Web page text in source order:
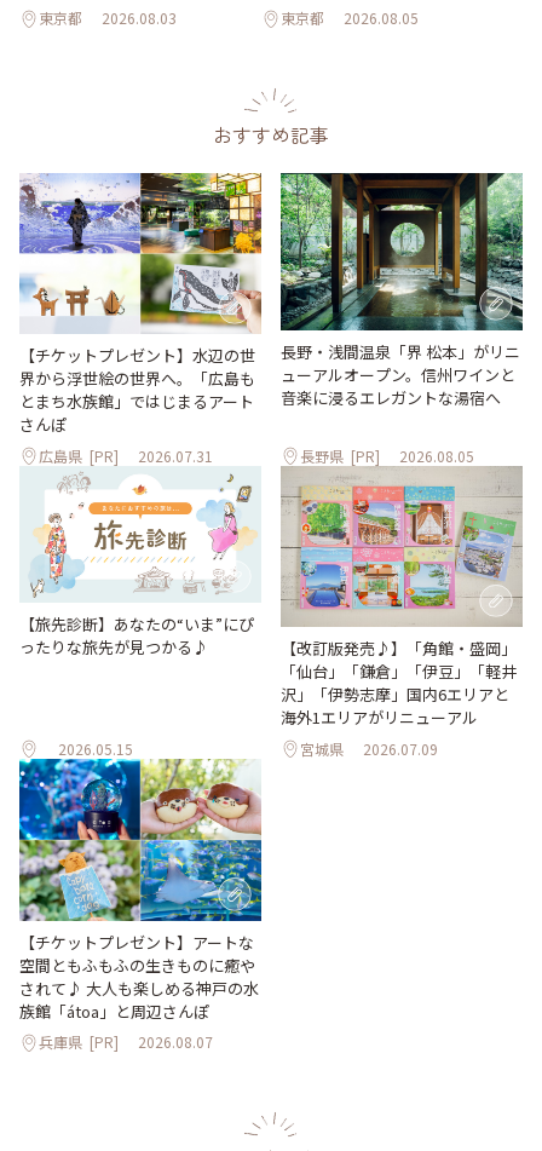
東京都 2026.08.03 東京都 2026.08.05
おすすめ記事
【チケットプレゼント】水辺の世
界から浮世絵の世界へ。「広島も
とまち水族館」ではじまるアート
さんぽ
広島県 [PR] 2026.07.31
長野・浅間温泉「界 松本」がリニ
ューアルオープン。信州ワインと
音楽に浸るエレガントな湯宿へ
長野県 [PR] 2026.08.05
【旅先診断】あなたの“いま”にぴ
ったりな旅先が見つかる♪
2026.05.15
【改訂版発売♪】「角館・盛岡」
「仙台」「鎌倉」「伊豆」「軽井
沢」「伊勢志摩」国内6エリアと
海外1エリアがリニューアル
宮城県 2026.07.09
【チケットプレゼント】アートな
空間ともふもふの生きものに癒や
されて♪ 大人も楽しめる神戸の水
族館「átoa」と周辺さんぽ
兵庫県 [PR] 2026.08.07